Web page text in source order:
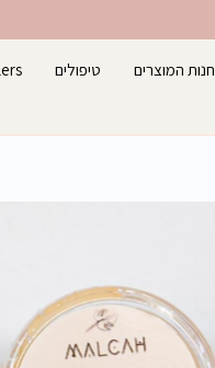
חנות המוצרים טיפולים